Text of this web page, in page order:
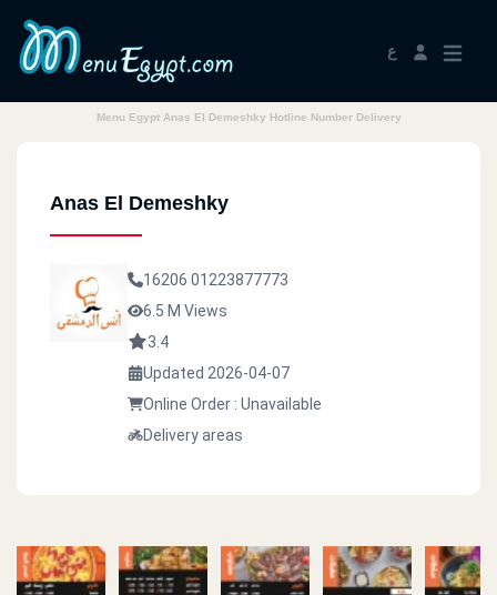
ع
Menu Egypt Anas El Demeshky Hotline Number Delivery
Anas El Demeshky
16206 01223877773
6.5 M Views
3.4
Updated 2026-04-07
Online Order : Unavailable
Delivery areas